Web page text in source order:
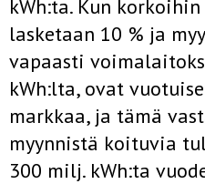
kWh:ta. Kun
lasketaan 10 % ja
vapaasti
kWh:lta, ovat
markkaa, ja tämä
myynnistä koituvia
300 milj. kWh:ta